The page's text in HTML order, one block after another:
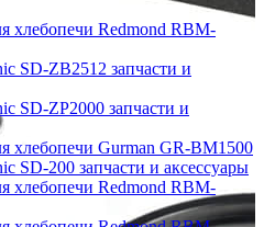
хлебопечи Redmond RBM-
SD-ZB2512 запчасти и
SD-ZP2000 запчасти и
хлебопечи Gurman GR-BM1500
SD-200 запчасти и аксессуары
хлебопечи Redmond RBM-